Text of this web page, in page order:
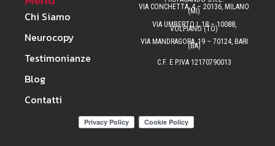
Chi Siamo
Neurocopy
Testimonianze
Blog
Contatti
VIA CONCHETTA, 4 – 20136, MILANO
(MI)
VIA UMBERTO I, 18 – 10088,
VOLPIANO (TO)
VIA MANDRAGORA, 19 – 70124, BARI
(BA)
C.F. E P.IVA 12170790013